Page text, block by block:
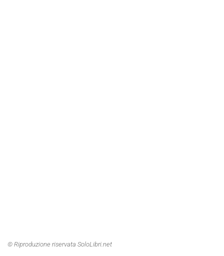
© Riproduzione riservata SoloLibri.net